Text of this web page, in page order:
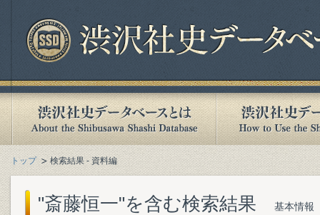
トップ 検索結果 - 資料編
"斎藤恒一"を含む検索結果 基本情報